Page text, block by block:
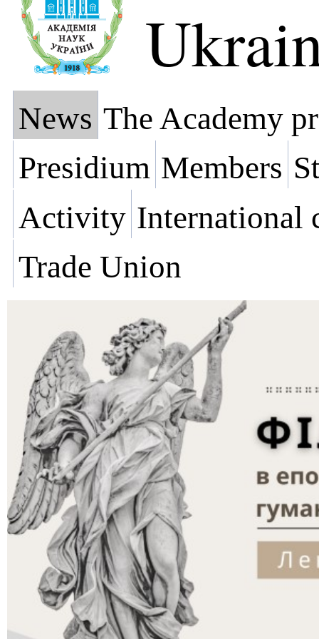
News The Academy
Presidium Members
Activity International
Trade Union